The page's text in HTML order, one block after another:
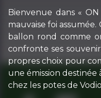
Bienvenue dans «
mauvaise foi
ballon rond comme
confronte ses
propres choix pour
une émission
chez les potes de